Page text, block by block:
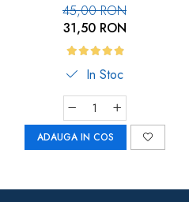
45,00 RON
31,50 RON
In Stoc
ADAUGA IN COS